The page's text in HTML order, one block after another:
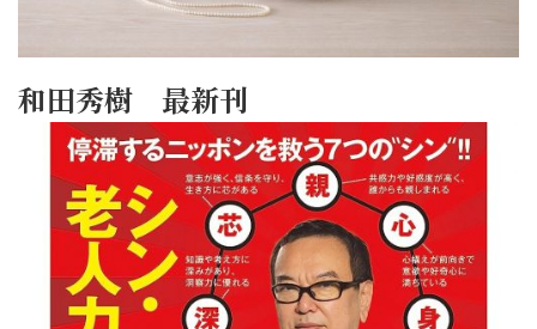
和田秀樹 最新刊